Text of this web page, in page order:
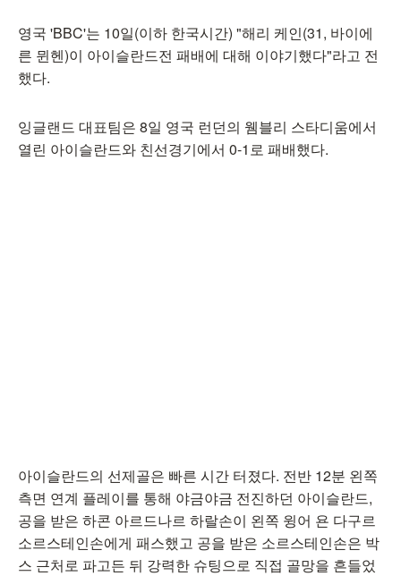
영국 'BBC'는 10일(이하 한국시간) "해리 케인(31, 바이에
른 뮌헨)이 아이슬란드전 패배에 대해 이야기했다"라고 전
했다.
잉글랜드 대표팀은 8일 영국 런던의 웸블리 스타디움에서
열린 아이슬란드와 친선경기에서 0-1로 패배했다.
아이슬란드의 선제골은 빠른 시간 터졌다. 전반 12분 왼쪽
측면 연계 플레이를 통해 야금야금 전진하던 아이슬란드,
공을 받은 하콘 아르드나르 하랄손이 왼쪽 윙어 욘 다구르
소르스테인손에게 패스했고 공을 받은 소르스테인손은 박
스 근처로 파고든 뒤 강력한 슈팅으로 직접 골망을 흔들었